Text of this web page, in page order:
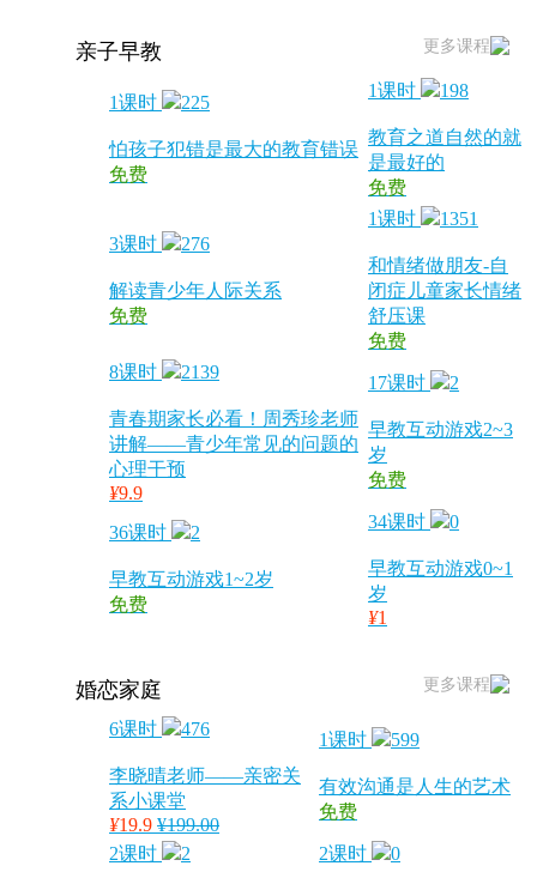
更多课程
亲子早教
1课时 225
怕孩子犯错是最大的教育错误
免费
1课时 198
教育之道自然的就
是最好的
免费
3课时 276
解读青少年人际关系
免费
1课时 1351
和情绪做朋友-自
闭症儿童家长情绪
舒压课
免费
8课时
2139
青春期家长必看！周秀珍老师
讲解——青少年常见的问题的
心理干预
¥9.9
17课时 2
早教互动游戏2~3
岁
免费
36课时 2
早教互动游戏1~2岁
免费
34课时 0
早教互动游戏0~1
岁
¥1
更多课程
婚恋家庭
6课时 476
李晓晴老师——亲密关
系小课堂
¥19.9 ¥199.00
1课时 599
有效沟通是人生的艺术
免费
2课时 2 2课时 0